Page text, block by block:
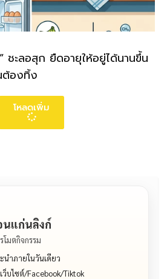
ชะลอสุก ยืดอายุให้อยู่ได้นานขึ้น
องทิ้ง
โหลดเพิ่ม
แก่นลิงก์
โมตกิจกรรม
นำภายในวันเดียว
ว็บไซต์/Facebook/Tiktok